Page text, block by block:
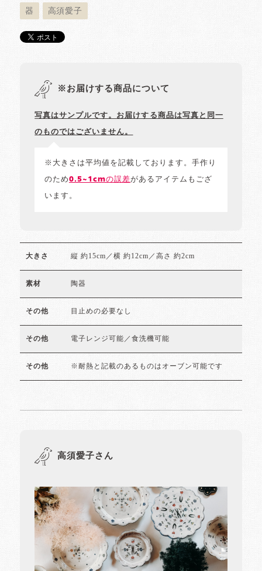
器 高須愛子
※お届けする商品について
写真はサンプルです。お届けする商品は写真と同一
のものではございません。
※大きさは平均値を記載しております。手作り
のため0.5~1cmの誤差があるアイテムもござ
います。
大きさ 縦 約15cm／横 約12cm／高さ 約2cm
素材 陶器
その他 目止めの必要なし
その他 電子レンジ可能／食洗機可能
その他 ※耐熱と記載のあるものはオーブン可能です
高須愛子さん